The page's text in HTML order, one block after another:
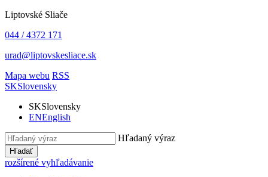
Liptovské Sliače
044 / 4372 171
urad@liptovskesliace.sk
Mapa webu RSS
SKSlovensky
SKSlovensky
ENEnglish
Hľadaný výraz
Hľadať
rozšírené vyhľadávanie